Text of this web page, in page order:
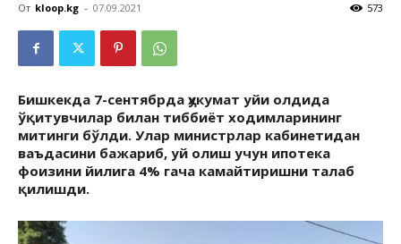
От kloop.kg - 07.09.2021 573
Бишкекда 7-сентябрда ҳукумат уйи олдида
ўқитувчилар билан тиббиёт ходимларининг
митинги бўлди. Улар министрлар кабинетидан
ваъдасини бажариб, уй олиш учун ипотека
фоизини йилига 4% гача камайтиришни талаб
қилишди.